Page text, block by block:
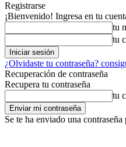
Registrarse
¡Bienvenido! Ingresa en tu
tu
tu
¿Olvidaste tu contraseña?
Recuperación de contraseña
Recupera tu contraseña
tu
Se te ha enviado una